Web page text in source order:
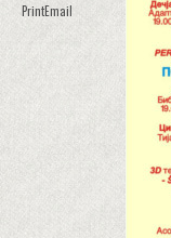
PrintEmail